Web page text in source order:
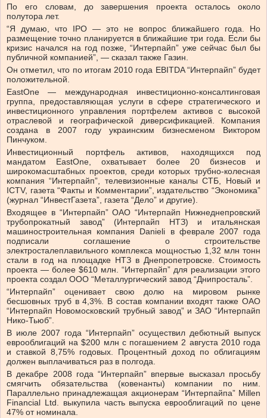
По его словам, до завершения проекта осталось около
полутора лет.
“Я думаю, что IPO — это не вопрос ближайшего года. Но
размещение точно планируется в ближайшие три года. Если бы
кризис начался на год позже, “Интерпайп” уже сейчас был бы
публичной компанией”, — сказал также Газин.
Он отметил, что по итогам 2010 года EBITDA “Интерпайп” будет
положительной.
EastOne — международная инвестиционно-консалтинговая
группа, предоставляющая услуги в сфере стратегического и
инвестиционного управления портфелем активов с высокой
отраслевой и географической диверсификацией. Компания
создана в 2007 году украинским бизнесменом Виктором
Пинчуком.
Инвестиционный портфель активов, находящихся под
мандатом EastOne, охватывает более 20 бизнесов и
широкомасштабных проектов, среди которых трубно-колесная
компания “Интерпайп”, телевизионные каналы СТБ, Новый и
ICTV, газета “Факты и Комментарии”, издательство “Экономика”
(журнал “ИнвестГазета”, газета “Дело” и другие).
Входящее в “Интерпайп” ОАО “Интерпайп Нижнеднепровский
трубопрокатный завод” (Интерпайп НТЗ) и итальянская
машиностроительная компания Danieli в феврале 2007 года
подписали соглашение о строительстве
электросталеплавильного комплекса мощностью 1,32 млн тонн
стали в год на площадке НТЗ в Днепропетровске. Стоимость
проекта — более $610 млн. “Интерпайп” для реализации этого
проекта создал ООО “Металлургический завод “Днипросталь”.
“Интерпайп” оценивает свою долю на мировом рынке
бесшовных труб в 4,3%. В состав компании входят также ОАО
“Интерпайп Новомосковский трубный завод” и ЗАО “Интерпайп
Нико-Тьюб”.
В июле 2007 года “Интерпайп” осуществил дебютный выпуск
еврооблигаций на $200 млн с погашением 2 августа 2010 года
и ставкой 8,75% годовых. Процентный доход по облигациям
должен выплачиваться раз в полгода.
В декабре 2008 года “Интерпайп” впервые высказал просьбу
смягчить обязательства (ковенанты) компании по ним.
Параллельно принадлежащая акционерам “Интерпайпа” Millen
Financial Ltd. выкупила часть выпуска еврооблигаций по цене
47% от номинала.